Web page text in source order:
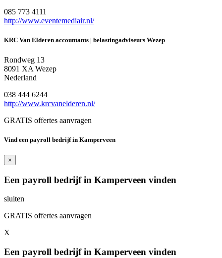
085 773 4111
http://www.eventemediair.nl/
KRC Van Elderen accountants | belastingadviseurs Wezep
Rondweg 13
8091 XA Wezep
Nederland
038 444 6244
http://www.krcvanelderen.nl/
GRATIS offertes aanvragen
Vind een payroll bedrijf in Kamperveen
×
Een payroll bedrijf in Kamperveen vinden
sluiten
GRATIS offertes aanvragen
X
Een payroll bedrijf in Kamperveen vinden